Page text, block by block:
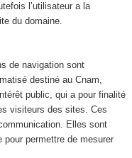
l’utilisateur a la
du domaine.
de navigation sont
destiné au Cnam,
public, qui a pour finalité
visiteurs des sites. Ces
Elles sont
permettre de mesurer